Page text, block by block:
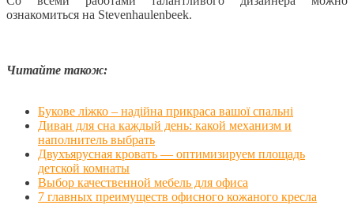
ознакомиться на Stevenhaulenbeek.
Читайте також:
Букове ліжко – надійна прикраса вашої спальні
Диван для сна каждый день: какой механизм и
наполнитель выбрать
Двухъярусная кровать — оптимизируем площадь
детской комнаты
Выбор качественной мебель для офиса
7 главных преимуществ офисного кожаного кресла